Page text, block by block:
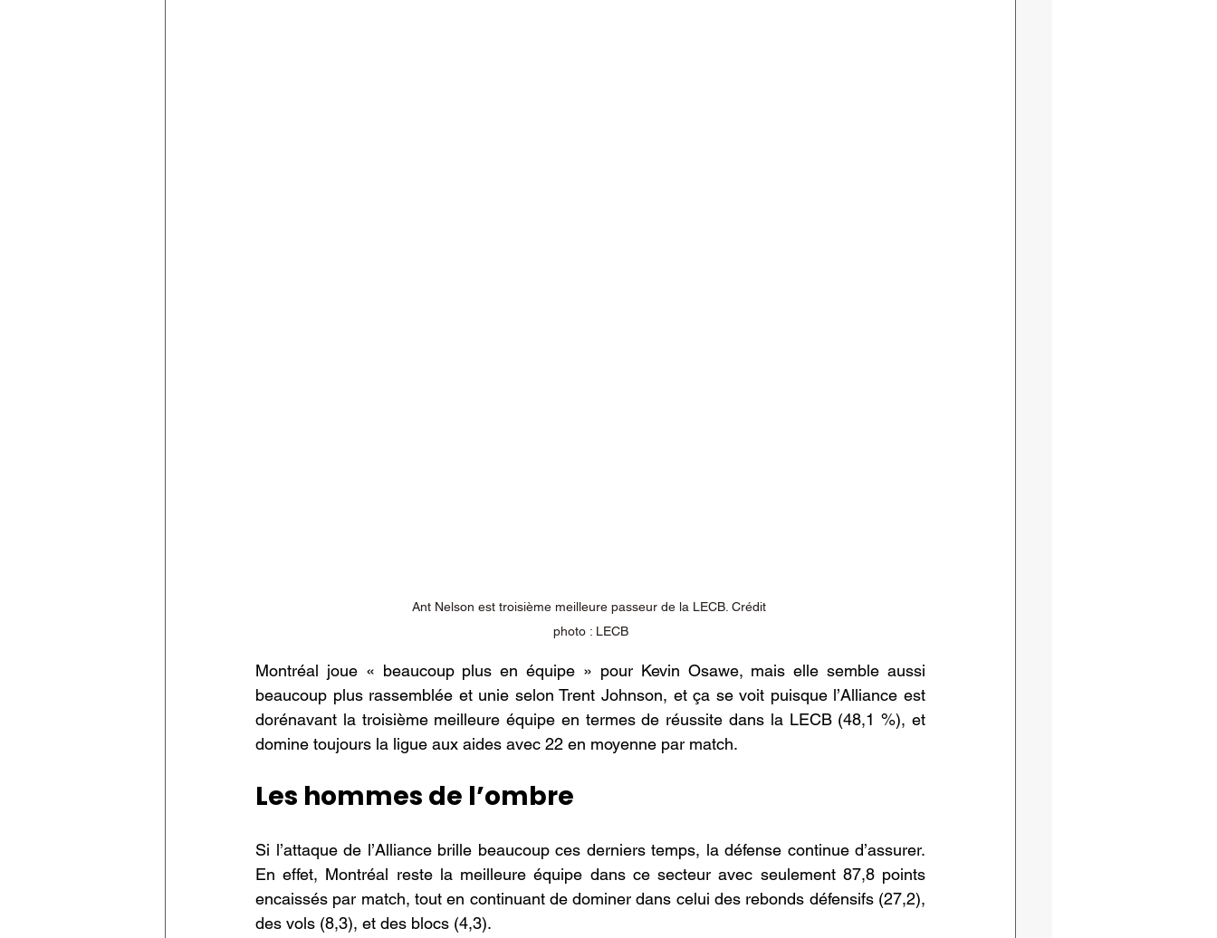
Ant Nelson est troisième meilleure passeur de la LECB. Crédit
photo : LECB
Montréal joue « beaucoup plus en équipe » pour Kevin Osawe, mais elle semble aussi
beaucoup plus rassemblée et unie selon Trent Johnson, et ça se voit puisque l’Alliance est
dorénavant la troisième meilleure équipe en termes de réussite dans la LECB (48,1 %), et
domine toujours la ligue aux aides avec 22 en moyenne par match.
Les hommes de l’ombre
Si l’attaque de l’Alliance brille beaucoup ces derniers temps, la défense continue d’assurer.
En effet, Montréal reste la meilleure équipe dans ce secteur avec seulement 87,8 points
encaissés par match, tout en continuant de dominer dans celui des rebonds défensifs (27,2),
des vols (8,3), et des blocs (4,3).